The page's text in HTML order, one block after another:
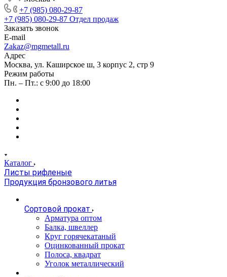
+7 (985) 080-29-87
+7 (985) 080-29-87 Отдел продаж
Заказать звонок
E-mail
Zakaz@mgmetall.ru
Адрес
Москва, ул. Каширское ш, 3 корпус 2, стр 9
Режим работы
Пн. – Пт.: с 9:00 до 18:00
Каталог
Листы рифленые
Продукция бронзового литья
Сортовой прокат
Арматура оптом
Балка, швеллер
Круг горячекатаный
Оцинкованный прокат
Полоса, квадрат
Уголок металлический